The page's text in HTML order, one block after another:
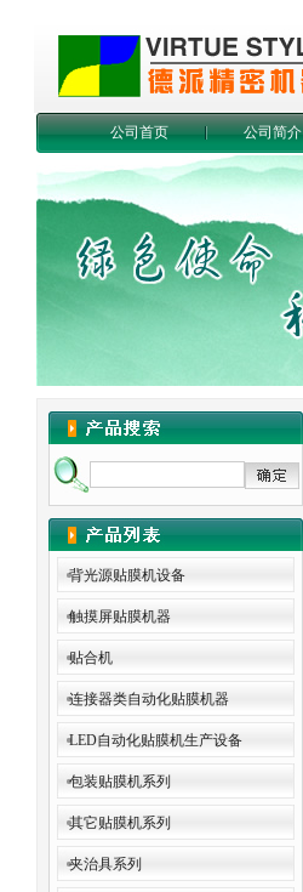
公司首页 公司简介
背光源贴膜机设备
触摸屏贴膜机器
贴合机
连接器类自动化贴膜机器
LED自动化贴膜机生产设备
包装贴膜机系列
其它贴膜机系列
夹治具系列